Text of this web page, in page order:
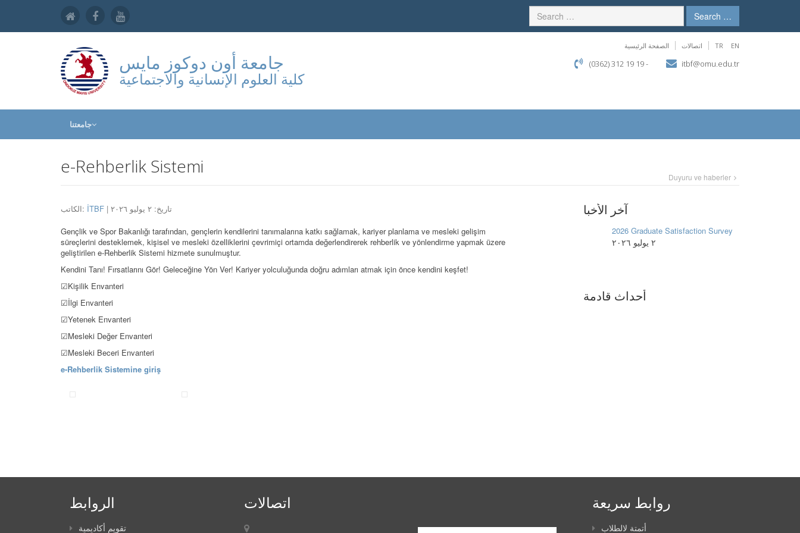
Search …
جامعة أون دوكوز مايس
كلية العلوم الإنسانية والاجتماعية
الصفحة الرئيسية اتصالات TR EN
(0362) 312 19 19 - itbf@omu.edu.tr
جامعتنا
e-Rehberlik Sistemi Duyuru ve haberler
الكاتب: İTBF
| تاريخ: ٢ يوليو ٢٠٢٦
Gençlik ve Spor Bakanlığı tarafından, gençlerin kendilerini tanımalarına katkı sağlamak, kariyer planlama ve mesleki gelişim
süreçlerini desteklemek, kişisel ve mesleki özelliklerini çevrimiçi ortamda değerlendirerek rehberlik ve yönlendirme yapmak üzere
geliştirilen e-Rehberlik Sistemi hizmete sunulmuştur.
Kendini Tanı! Fırsatlarını Gör! Geleceğine Yön Ver! Kariyer yolculuğunda doğru adımları atmak için önce kendini keşfet!
☑Kişilik Envanteri
☑İlgi Envanteri
☑Yetenek Envanteri
☑Mesleki Değer Envanteri
☑Mesleki Beceri Envanteri
e-Rehberlik Sistemine giriş
آخر الأخبا
2026 Graduate Satisfaction Survey
٢ يوليو ٢٠٢٦
أحداث قادمة
الروابط
تقويم أكاديمية
اتصالات روابط سريعة
أتمتة لالطلاب